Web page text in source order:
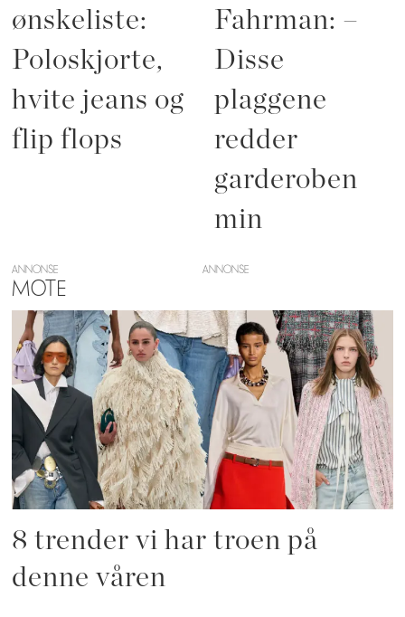
ønskeliste:
Poloskjorte,
hvite jeans og
flip flops
Fahrman: –
Disse
plaggene
redder
garderoben
min
ANNONSE
MOTE
8 trender vi har troen på
denne våren